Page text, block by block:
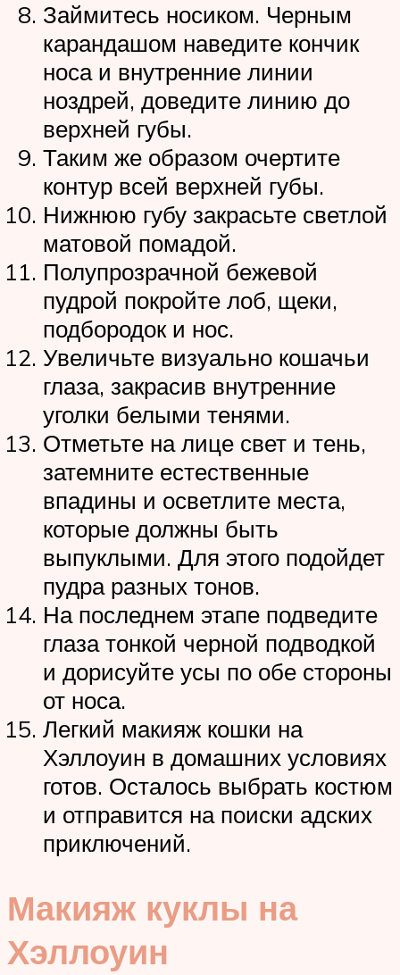
Займитесь носиком. Черным
карандашом наведите кончик
носа и внутренние линии
ноздрей, доведите линию до
верхней губы.
Таким же образом очертите
контур всей верхней губы.
Нижнюю губу закрасьте светлой
матовой помадой.
Полупрозрачной бежевой
пудрой покройте лоб, щеки,
подбородок и нос.
Увеличьте визуально кошачьи
глаза, закрасив внутренние
уголки белыми тенями.
Отметьте на лице свет и тень,
затемните естественные
впадины и осветлите места,
которые должны быть
выпуклыми. Для этого подойдет
пудра разных тонов.
На последнем этапе подведите
глаза тонкой черной подводкой
и дорисуйте усы по обе стороны
от носа.
Легкий макияж кошки на
Хэллоуин в домашних условиях
готов. Осталось выбрать костюм
и отправится на поиски адских
приключений.
Макияж куклы на
Хэллоуин